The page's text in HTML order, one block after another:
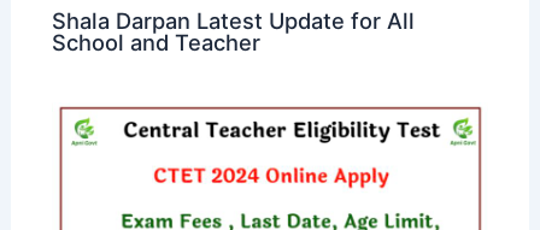
Shala Darpan Latest Update for All
School and Teacher